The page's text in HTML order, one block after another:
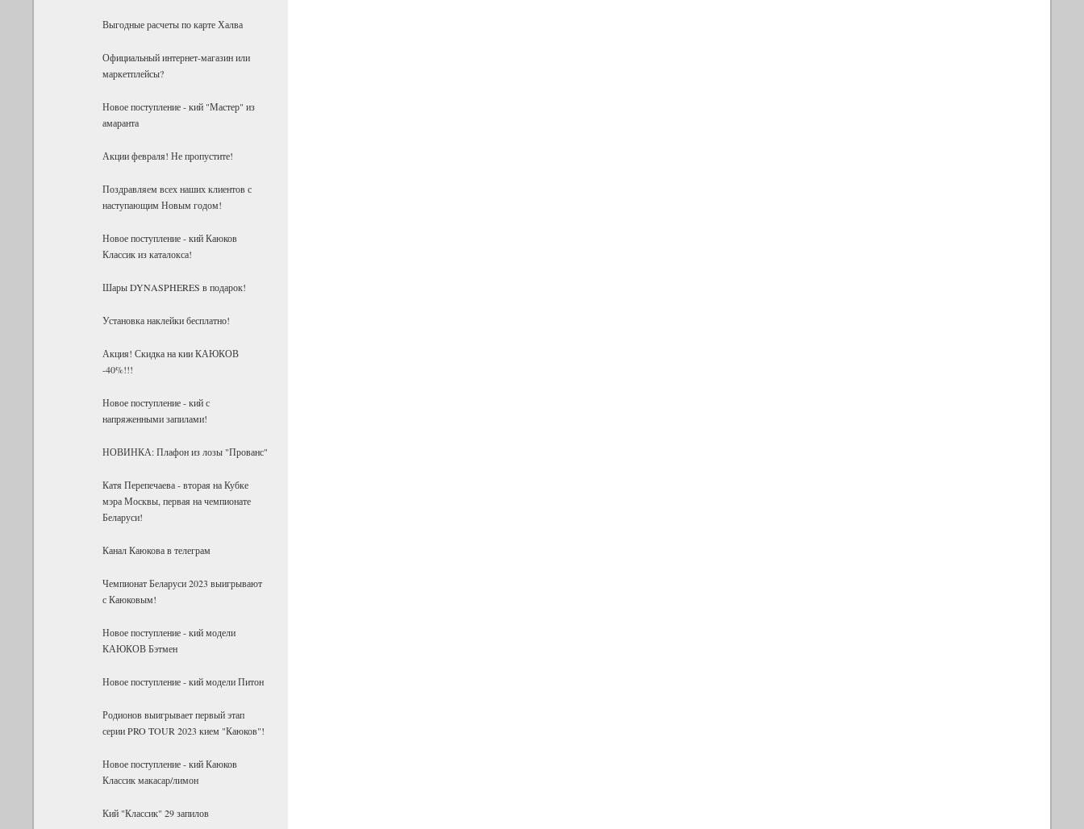
Выгодные расчеты по карте Халва
Официальный интернет-магазин или
маркетплейсы?
Новое поступление - кий "Мастер" из
амаранта
Акции февраля! Не пропустите!
Поздравляем всех наших клиентов с
наступающим Новым годом!
Новое поступление - кий Каюков
Классик из каталокса!
Шары DYNASPHERES в подарок!
Установка наклейки бесплатно!
Акция! Скидка на кии КАЮКОВ
-40%!!!
Новое поступление - кий с
напряженными запилами!
НОВИНКА: Плафон из лозы "Прованс"
Катя Перепечаева - вторая на Кубке
мэра Москвы, первая на чемпионате
Беларуси!
Канал Каюкова в телеграм
Чемпионат Беларуси 2023 выигрывают
с Каюковым!
Новое поступление - кий модели
КАЮКОВ Бэтмен
Новое поступление - кий модели Питон
Родионов выигрывает первый этап
серии PRO TOUR 2023 кием "Каюков"!
Новое поступление - кий Каюков
Классик макасар/лимон
Кий "Классик" 29 запилов